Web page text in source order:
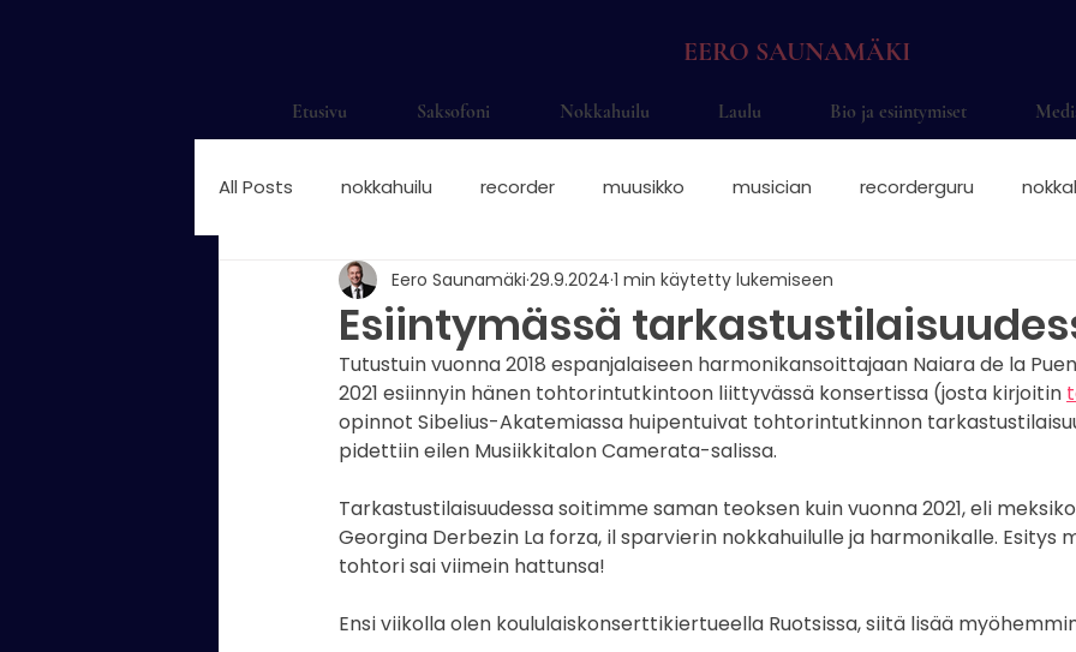
EERO SAUNAMÄKI
Etusivu Saksofoni Nokkahuilu Laulu Bio ja esiintymiset
All Posts nokkahuilu recorder muusikko musician recorderguru
saksofonisti saksofonisti Helsinki saksofoni saksofonisti juhliin
saksofonisti suomalainen nokkahuilisti nokkahuilu sormitukset nokkis
Kaartin soittokunta valokuvaus
Esiintymässä
Eero Saunamäki 29.9.2024 1 min käytetty lukemiseen
Tutustuin vuonna 2018 espanjalaiseen harmonikansoittajaan Naiara de la
2021 esiinnyin hänen tohtorintutkintoon liittyvässä konsertissa (josta kirjoitin
opinnot Sibelius-Akatemiassa huipentuivat tohtorintutkinnon
pidettiin eilen Musiikkitalon Camerata-salissa.
Tarkastustilaisuudessa soitimme saman teoksen kuin vuonna 2021, eli
Georgina Derbezin La forza, il sparvierin nokkahuilulle ja harmonikalle. Esitys
tohtori sai viimein hattunsa!
Ensi viikolla olen koululaiskonserttikiertueella Ruotsissa, siitä lisää